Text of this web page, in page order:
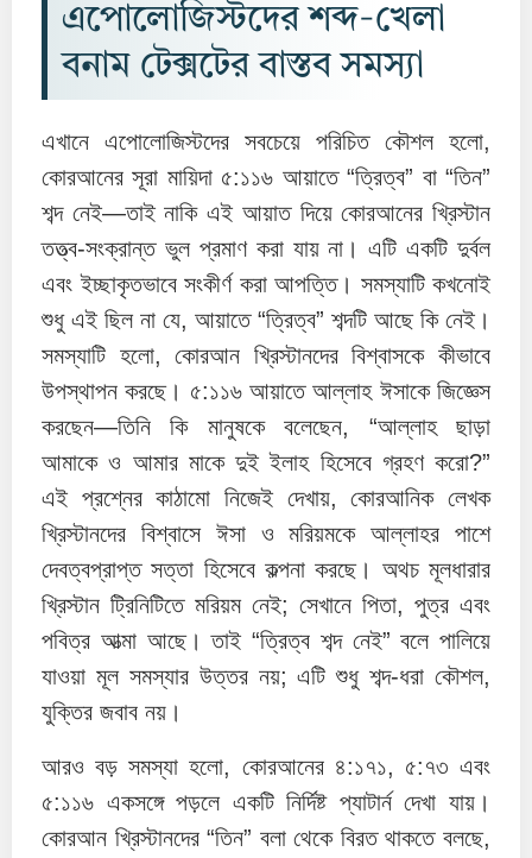
এপোলোজিস্টদের শব্দ-খেলা
বনাম টেক্সটের বাস্তব সমস্যা
এখানে এপোলোজিস্টদের সবচেয়ে পরিচিত কৌশল হলো,
কোরআনের সূরা মায়িদা ৫:১১৬ আয়াতে “ত্রিত্ব” বা “তিন”
শব্দ নেই—তাই নাকি এই আয়াত দিয়ে কোরআনের খ্রিস্টান
তত্ত্ব-সংক্রান্ত ভুল প্রমাণ করা যায় না। এটি একটি দুর্বল
এবং ইচ্ছাকৃতভাবে সংকীর্ণ করা আপত্তি। সমস্যাটি কখনোই
শুধু এই ছিল না যে, আয়াতে “ত্রিত্ব” শব্দটি আছে কি নেই।
সমস্যাটি হলো, কোরআন খ্রিস্টানদের বিশ্বাসকে কীভাবে
উপস্থাপন করছে। ৫:১১৬ আয়াতে আল্লাহ ঈসাকে জিজ্ঞেস
করছেন—তিনি কি মানুষকে বলেছেন, “আল্লাহ ছাড়া
আমাকে ও আমার মাকে দুই ইলাহ হিসেবে গ্রহণ করো?”
এই প্রশ্নের কাঠামো নিজেই দেখায়, কোরআনিক লেখক
খ্রিস্টানদের বিশ্বাসে ঈসা ও মরিয়মকে আল্লাহর পাশে
দেবত্বপ্রাপ্ত সত্তা হিসেবে কল্পনা করছে। অথচ মূলধারার
খ্রিস্টান ট্রিনিটিতে মরিয়ম নেই; সেখানে পিতা, পুত্র এবং
পবিত্র আত্মা আছে। তাই “ত্রিত্ব শব্দ নেই” বলে পালিয়ে
যাওয়া মূল সমস্যার উত্তর নয়; এটি শুধু শব্দ-ধরা কৌশল,
যুক্তির জবাব নয়।
আরও বড় সমস্যা হলো, কোরআনের ৪:১৭১, ৫:৭৩ এবং
৫:১১৬ একসঙ্গে পড়লে একটি নির্দিষ্ট প্যাটার্ন দেখা যায়।
কোরআন খ্রিস্টানদের “তিন” বলা থেকে বিরত থাকতে বলছে,